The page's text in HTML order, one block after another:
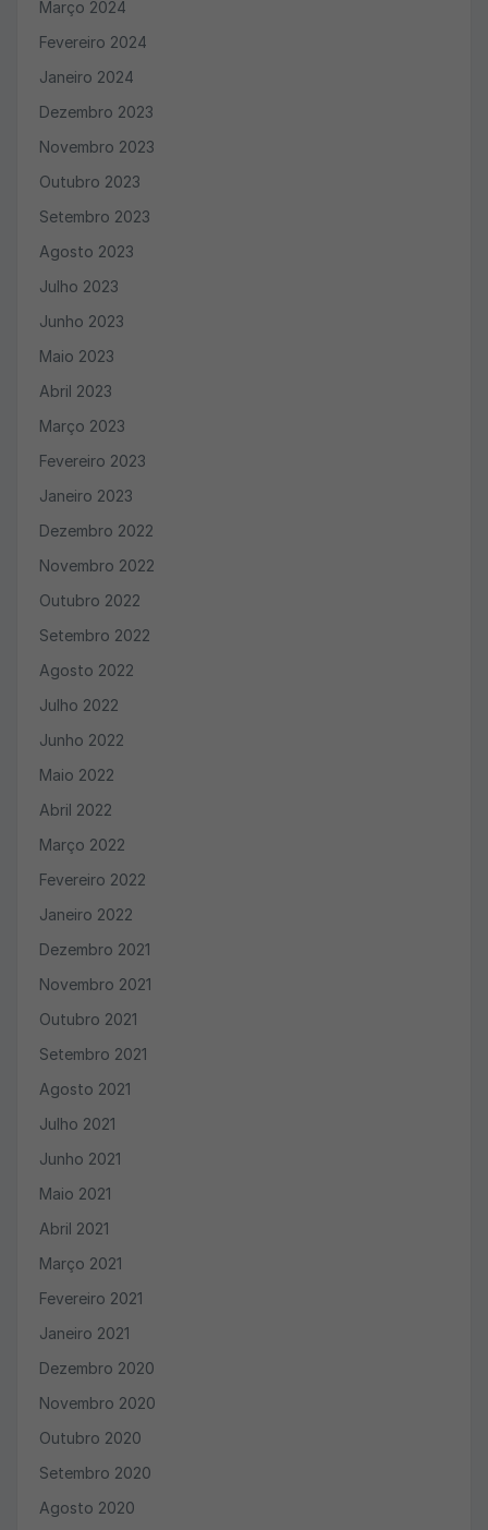
Março 2024
Fevereiro 2024
Janeiro 2024
Dezembro 2023
Novembro 2023
Outubro 2023
Setembro 2023
Agosto 2023
Julho 2023
Junho 2023
Maio 2023
Abril 2023
Março 2023
Fevereiro 2023
Janeiro 2023
Dezembro 2022
Novembro 2022
Outubro 2022
Setembro 2022
Agosto 2022
Julho 2022
Junho 2022
Maio 2022
Abril 2022
Março 2022
Fevereiro 2022
Janeiro 2022
Dezembro 2021
Novembro 2021
Outubro 2021
Setembro 2021
Agosto 2021
Julho 2021
Junho 2021
Maio 2021
Abril 2021
Março 2021
Fevereiro 2021
Janeiro 2021
Dezembro 2020
Novembro 2020
Outubro 2020
Setembro 2020
Agosto 2020